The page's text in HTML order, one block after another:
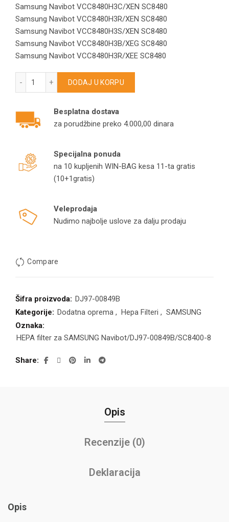
Samsung Navibot VCC8480H3C/XEN SC8480
Samsung Navibot VCC8480H3R/XEN SC8480
Samsung Navibot VCC8480H3S/XEN SC8480
Samsung Navibot VCC8480H3B/XEG SC8480
Samsung Navibot VCC8480H3R/XEE SC8480
HEPA filter za SAMSUNG Navibot/SC8400-8599/DJ97-
DODAJ U KORPU
Besplatna dostava
za porudžbine preko 4.000,00 dinara
Specijalna ponuda
na 10 kupljenih WIN-BAG kesa 11-ta gratis
(10+1gratis)
Veleprodaja
Nudimo najbolje uslove za dalju prodaju
Compare
Šifra proizvoda: DJ97-00849B
Kategorije: Dodatna oprema , Hepa Filteri , SAMSUNG
Oznaka:
HEPA filter za SAMSUNG Navibot/DJ97-00849B/SC8400-8
Share
Opis
Recenzije (0)
Deklaracija
Opis